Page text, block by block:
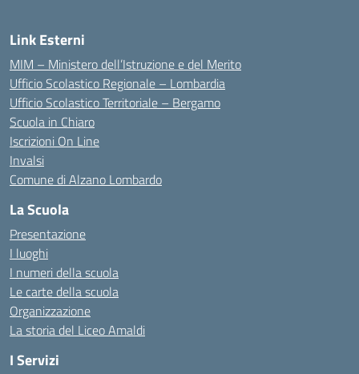
Link Esterni
MIM – Ministero dell’Istruzione e del Merito
Ufficio Scolastico Regionale – Lombardia
Ufficio Scolastico Territoriale – Bergamo
Scuola in Chiaro
Iscrizioni On Line
Invalsi
Comune di Alzano Lombardo
La Scuola
Presentazione
I luoghi
I numeri della scuola
Le carte della scuola
Organizzazione
La storia del Liceo Amaldi
I Servizi